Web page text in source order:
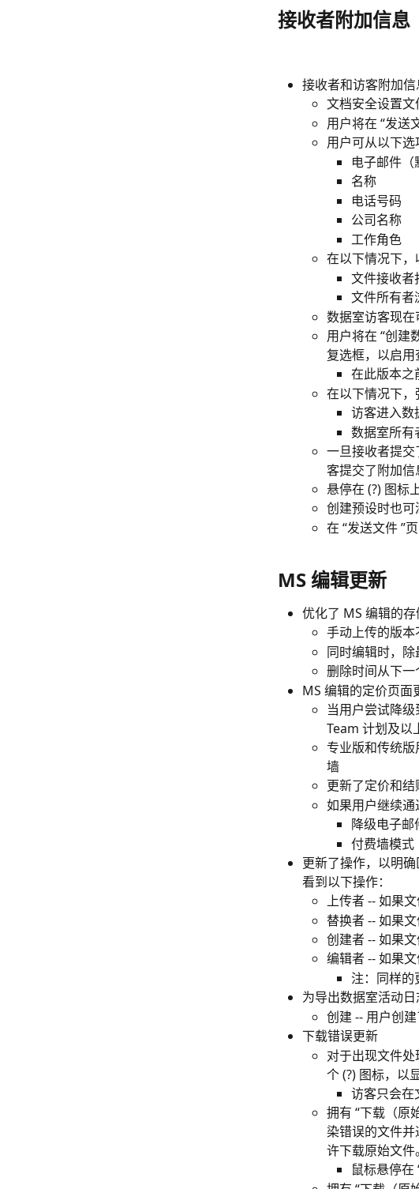
接收者附加信息
接收者和访客附加信
文档安全设置
用户将在 “发送
用户可从以下选
电子邮件（
名称
电话号码
公司名称
工作角色
在以下情况下，
文件接收者
文件所有者
数据室访客现
用户将在 “创建
复选框，以启
在此版本之
在以下情况下，
访客进入数
数据室所有
一旦接收者提
客提交了附加
悬停在 (?) 图标
创建预设时也可
在 “发送文件 ”
MS 编辑更新
优化了 MS 编辑的
手动上传的版
同时编辑时，
删除时间从下
MS 编辑的定价页面
当用户尝试降
Team 计划及以
专业版和传统
墙
更新了定价和
如果用户继续通
降级电子邮
付费墙模式
更新了操作，以明
看到以下操作：
上传者 -- 如果
替换者 -- 如果
创建者 -- 如果
编辑者 -- 如果
注：同样的
为导出数据室活动
创建 -- 用户创
下载错误更新
对于出现文件
个 (?) 图标，以
访客只会在
拥有 “下载（原
染错误的文件并
许下载原始文件。
鼠标悬停在